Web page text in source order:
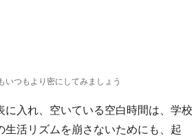
つもより密にしてみましょう
入れ、空いている空白時間は、学校
活リズムを崩さないためにも、起